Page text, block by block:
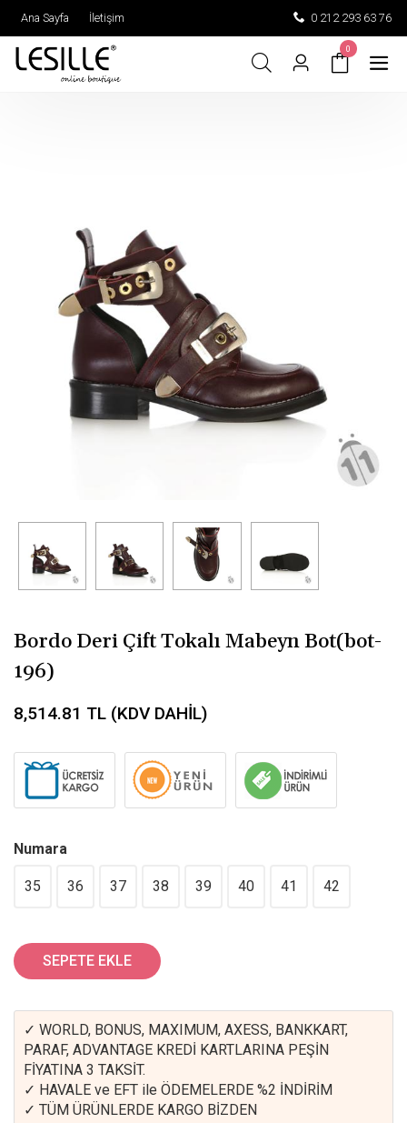
Ana Sayfa İletişim 0 212 293 63 76
0
Bordo Deri Çift Tokalı Mabeyn Bot(bot-
196)
8,514.81 TL (KDV DAHİL)
Numara
35 36 37 38 39 40 41 42
SEPETE EKLE
✓ WORLD, BONUS, MAXIMUM, AXESS, BANKKART,
PARAF, ADVANTAGE KREDİ KARTLARINA PEŞİN
FİYATINA 3 TAKSİT.
✓ HAVALE ve EFT ile ÖDEMELERDE %2 İNDİRİM
✓ TÜM ÜRÜNLERDE KARGO BİZDEN